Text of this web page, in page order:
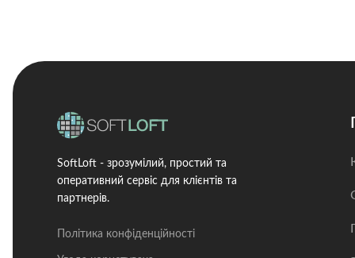
SoftLoft - зрозумілий, простий та
оперативний сервіс для клієнтів та
партнерів.
Політика конфіденційності